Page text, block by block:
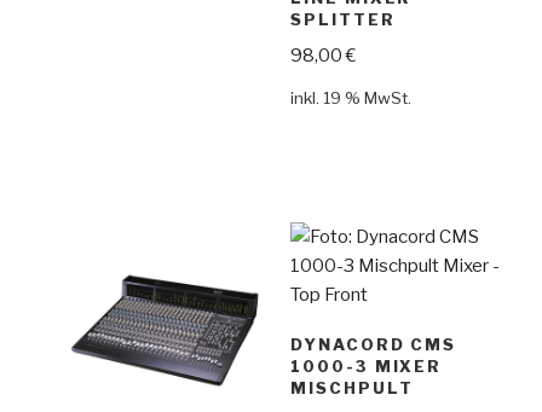
SPLITTER
98,00€
inkl. 19 % MwSt.
DYNACORD CMS
1000-3 MIXER
MISCHPULT